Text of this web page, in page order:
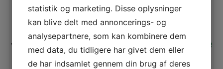
Vores pris: KR
statistik og marketing. Disse oplysninger
kan blive delt med annoncerings- og
analysepartnere, som kan kombinere dem
med data, du tidligere har givet dem eller
de har indsamlet gennem din brug af deres